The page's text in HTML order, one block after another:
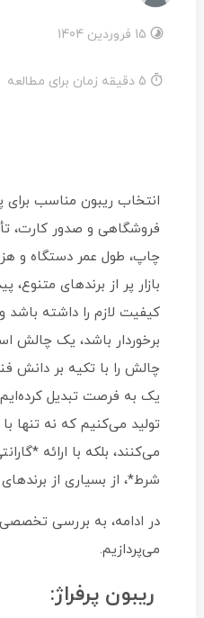
15 فروردین 1404
5 دقیقه زمان برای مطالعه
انتخاب ریبون مناسب برای
فروشگاهی و صدور کارت،
چاپ، طول عمر دستگاه و
بازار پر از برندهای متنوع،
کیفیت لازم را داشته باشد و
چالش را با تکیه بر دانش فنی
یک به فرصت تبدیل کرده‌ایم.
تولید می‌کنیم که نه تنها با
می‌کنند، بلکه با ارائه *گارانتی
شرط*، از بسیاری از برندهای
در ادامه، به بررسی تخصصی
می‌پردازیم.
ریبون پرفراژ: